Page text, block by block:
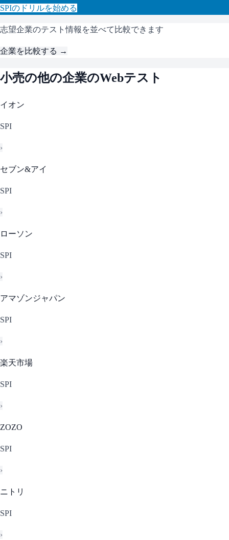
SPIのドリルを始める
志望企業のテスト情報を並べて比較できます
企業を比較する →
小売の他の企業のWebテスト
イオン
SPI
›
セブン&アイ
SPI
›
ローソン
SPI
›
アマゾンジャパン
SPI
›
楽天市場
SPI
›
ZOZO
SPI
›
ニトリ
SPI
›